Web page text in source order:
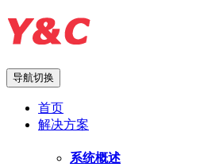
导航切换
首页
解决方案
系统概述